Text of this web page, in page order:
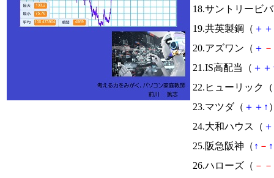
18.サントリービ
19.共英製鋼（ ＋ ＋
20.アズワン（ ＋ －
21.IS高配当（ ＋ ＋
22.ヒューリック（
23.マツダ（ ＋ ＋ ↑
24.大和ハウス（ ＋
25.阪急阪神（ ↑ － ↑
26.ハローズ（ － －